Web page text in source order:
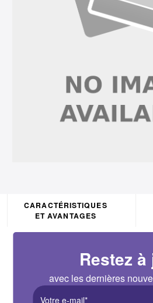
CARACTÉRISTIQUES
ET AVANTAGES
Restez
avec les dernières